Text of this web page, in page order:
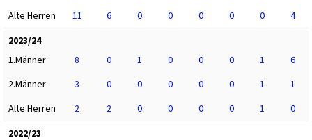
Alte Herren
11 6 0 0 0 0 0
4
2023/24
1.Männer
8 0 1 0 0 0 1
6
2.Männer
3 0 0 0 0 0 1
1
Alte Herren
2 2 0 0 0 0 1
0
2022/23